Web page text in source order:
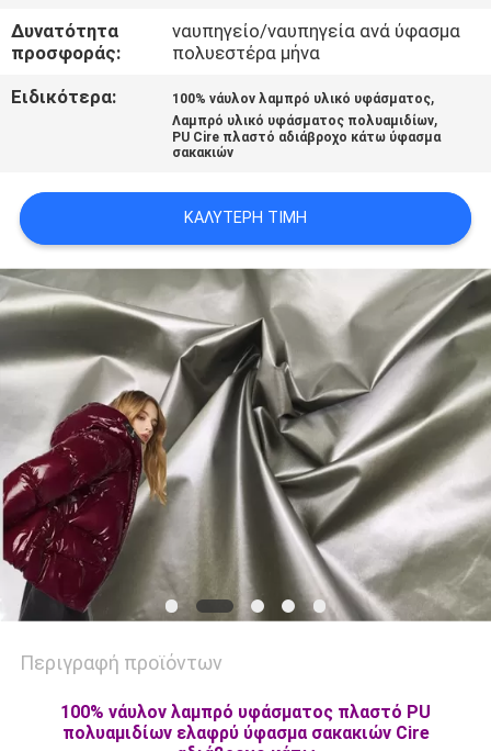
COMPANY
NEWS
PRIVACY
POLICY
Δυνατότητα
προσφοράς:
ναυπηγείο/ναυπηγεία ανά ύφασμα
πολυεστέρα μήνα
Ειδικότερα:
100% νάυλον λαμπρό υλικό υφάσματος,
Λαμπρό υλικό υφάσματος πολυαμιδίων,
PU Cire πλαστό αδιάβροχο κάτω ύφασμα
σακακιών
ΚΑΛΎΤΕΡΗ ΤΙΜΉ
Περιγραφή προϊόντων
100% νάυλον λαμπρό υφάσματος πλαστό PU
πολυαμιδίων ελαφρύ ύφασμα σακακιών Cire